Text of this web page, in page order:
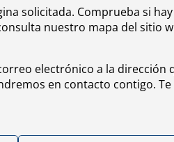
solicitada. Comprueba si hay
nuestro mapa del sitio
electrónico a la dirección
en contacto contigo. Te